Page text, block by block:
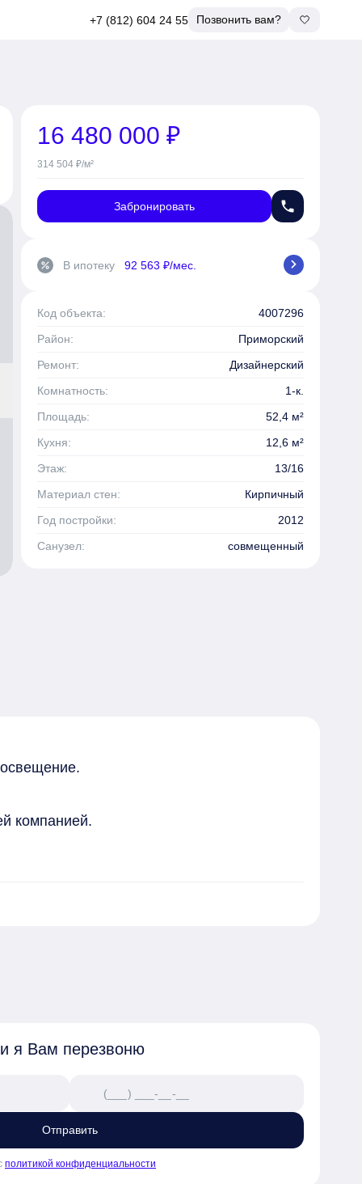
+7 (812) 604 24 55 Позвонить вам?
16 480 000 ₽
314 504 ₽/м²
Забронировать phone
percent В ипотеку 92 563 ₽/мес. chevron_right
Код объекта:
4007296
Район:
Приморский
Ремонт:
Дизайнерский
Комнатность:
1-к.
Площадь:
52,4 м²
Кухня:
12,6 м²
Этаж:
13/16
Материал стен:
Кирпичный
Год постройки:
2012
Санузел:
совмещенный
компанией.
я Вам перезвоню
Отправить
политикой конфиденциальности